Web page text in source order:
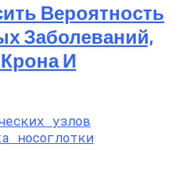
Вероятность
Заболеваний,
И